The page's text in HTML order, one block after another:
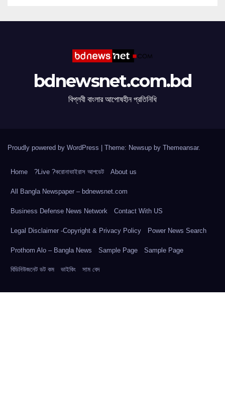
bdnewsnet.com.bd
বিপ্লবী বাংলার আপোষহীন প্রতিনিধি
Proudly powered by WordPress Theme: Newsup by Themeansar.
Home ?Live ?করোনাভাইরাস আপডেট About us
All Bangla Newspaper – bdnewsnet.com
Business Defense News Network Contact With US
Legal Disclaimer -Copyright & Privacy Policy Power News Search
Prothom Alo – Bangla News Sample Page Sample Page
বিডিনিউজনেট ডট কম ভাইকিং সাম বেদ